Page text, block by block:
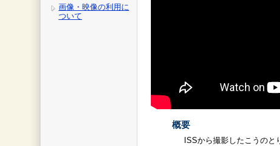
画像・映像の利用に
ついて
概要
ISSから撮影したこうのと